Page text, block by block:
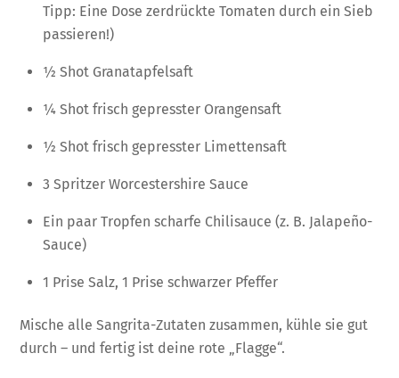
Tipp: Eine Dose zerdrückte Tomaten durch ein Sieb
passieren!)
½ Shot Granatapfelsaft
¼ Shot frisch gepresster Orangensaft
½ Shot frisch gepresster Limettensaft
3 Spritzer Worcestershire Sauce
Ein paar Tropfen scharfe Chilisauce (z. B. Jalapeño-
Sauce)
1 Prise Salz, 1 Prise schwarzer Pfeffer
Mische alle Sangrita-Zutaten zusammen, kühle sie gut
durch – und fertig ist deine rote „Flagge“.